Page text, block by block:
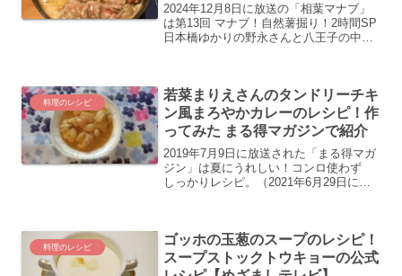
2024年12月8日に放送の「相葉マナブ」
は第13回 マナブ！自然薯掘り！2時間SP
日本橋ゆかりの野永さんと八王子の中西
す！
料理のレシピ
若菜まりえさんのタンドリーチキ
ン風まろやかカレーのレシピ！作
ってみた まる得マガジンで紹介
2019年7月9日に放送された「まる得マガ
ジン」は夏にうれしい！コンロ使わず
しっかりレシピ。（2021年6月29日にも
暑さ知らずの...
料理のレシピ
ゴッホの玉葱のスープのレシピ！
スープストックトウキョーの公式